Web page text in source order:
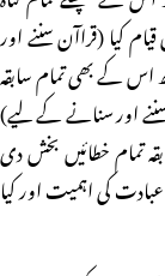
کیا (قراآن سننے اور
کے بھی تمام سابقہ
سننے اور سنانے کے لیے)
تمام خطائیں بخش دی
کی اہمیت اور کیا